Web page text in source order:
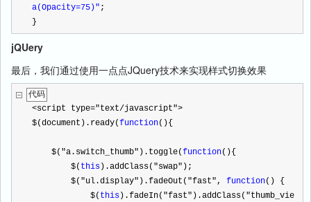
a(Opacity=75)" ;
}
jQUery
最后，我们通过使用一点点JQuery技术来实现样式切换效果
代码
<script type="text/javascript">
$(document).ready(function(){
    $(
"a.switch_thumb" ).toggle(function(){
        $(
this ).addClass( "swap" );
        $(
"ul.display" ).fadeOut( "fast", function() {
            $(
this ).fadeIn( "fast" ).addClass( "thumb_vie